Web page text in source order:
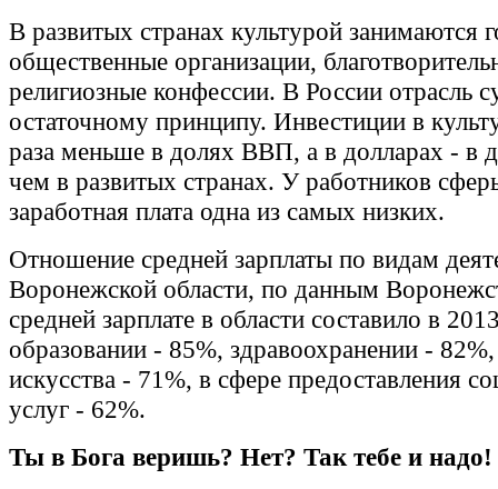
В развитых странах культурой занимаются
общественные организации,
религиозные конфессии. В России отрасль
остаточному принципу. Инвестиции в
раза меньше в долях ВВП, а в долларах - в
чем в развитых странах. У работников
заработная плата одна из самых низких.
Отношение средней зарплаты по видам
Воронежской области, по данным
средней зарплате в области составило в
образовании - 85%, здравоохранении -
искусства - 71%, в сфере предоставления
услуг - 62%.
Ты в Бога веришь? Нет? Так тебе и надо!